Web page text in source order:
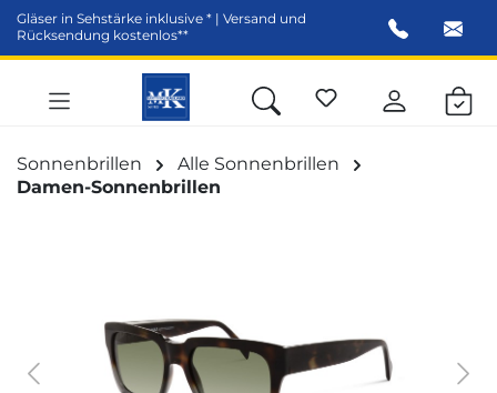
springen
Gläser in Sehstärke inklusive * | Versand und
Rücksendung kostenlos**
Sonnenbrillen
Alle Sonnenbrillen
Damen-Sonnenbrillen